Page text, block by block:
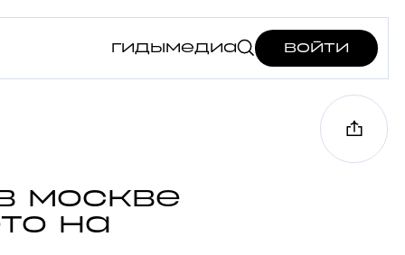
гидымедиа войти
москве
на